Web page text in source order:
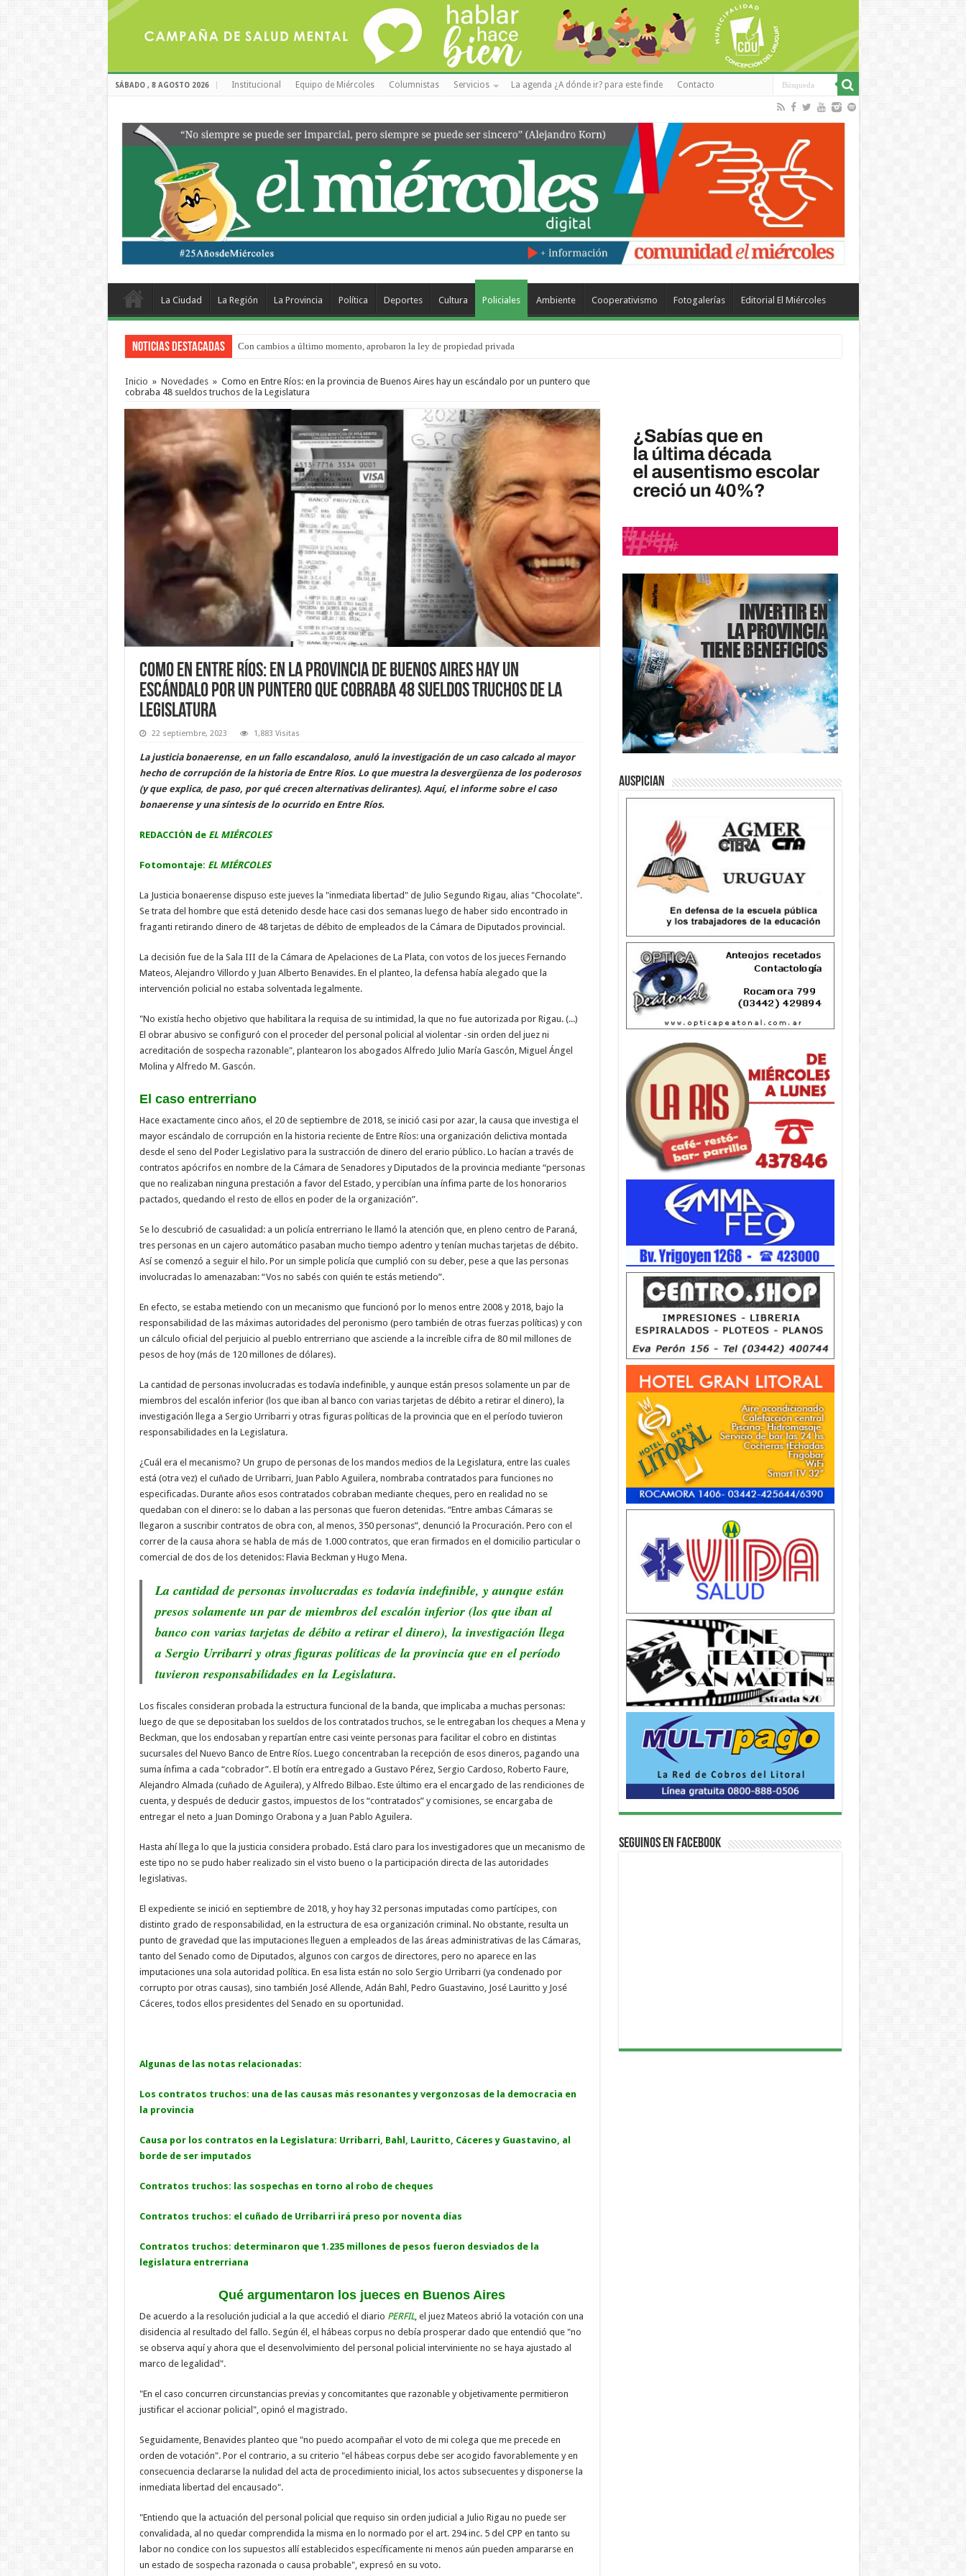
SÁBADO , 8 AGOSTO 2026 Institucional Equipo de Miércoles Columnistas Servicios La agenda ¿A dónde ir? para este finde Contacto
La Ciudad La Región La Provincia Política Deportes Cultura Policiales Ambiente Cooperativismo Fotogalerías Editorial El Miércoles
Noticias Destacadas Con cambios a último momento, aprobaron la ley de propiedad privada
Inicio » Novedades » Como en Entre Ríos: en la provincia de Buenos Aires hay un escándalo por un puntero que
cobraba 48 sueldos truchos de la Legislatura
Como en Entre Ríos: en la provincia de Buenos Aires hay un
escándalo por un puntero que cobraba 48 sueldos truchos de la
Legislatura
22 septiembre, 2023 1,883 Visitas
La justicia bonaerense, en un fallo escandaloso, anuló la investigación de un caso calcado al mayor
hecho de corrupción de la historia de Entre Ríos. Lo que muestra la desvergüenza de los poderosos
(y que explica, de paso, por qué crecen alternativas delirantes). Aquí, el informe sobre el caso
bonaerense y una síntesis de lo ocurrido en Entre Ríos.
REDACCIÓN de EL MIÉRCOLES
Fotomontaje: EL MIÉRCOLES
La Justicia bonaerense dispuso este jueves la "inmediata libertad" de Julio Segundo Rigau, alias "Chocolate".
Se trata del hombre que está detenido desde hace casi dos semanas luego de haber sido encontrado in
fraganti retirando dinero de 48 tarjetas de débito de empleados de la Cámara de Diputados provincial.
La decisión fue de la Sala III de la Cámara de Apelaciones de La Plata, con votos de los jueces Fernando
Mateos, Alejandro Villordo y Juan Alberto Benavides. En el planteo, la defensa había alegado que la
intervención policial no estaba solventada legalmente.
"No existía hecho objetivo que habilitara la requisa de su intimidad, la que no fue autorizada por Rigau. (...)
El obrar abusivo se configuró con el proceder del personal policial al violentar -sin orden del juez ni
acreditación de sospecha razonable", plantearon los abogados Alfredo Julio María Gascón, Miguel Ángel
Molina y Alfredo M. Gascón.
El caso entrerriano
Hace exactamente cinco años, el 20 de septiembre de 2018, se inició casi por azar, la causa que investiga el
mayor escándalo de corrupción en la historia reciente de Entre Ríos: una organización delictiva montada
desde el seno del Poder Legislativo para la sustracción de dinero del erario público. Lo hacían a través de
contratos apócrifos en nombre de la Cámara de Senadores y Diputados de la provincia mediante “personas
que no realizaban ninguna prestación a favor del Estado, y percibían una ínfima parte de los honorarios
pactados, quedando el resto de ellos en poder de la organización”.
Se lo descubrió de casualidad: a un policía entrerriano le llamó la atención que, en pleno centro de Paraná,
tres personas en un cajero automático pasaban mucho tiempo adentro y tenían muchas tarjetas de débito.
Así se comenzó a seguir el hilo. Por un simple policía que cumplió con su deber, pese a que las personas
involucradas lo amenazaban: “Vos no sabés con quién te estás metiendo”.
En efecto, se estaba metiendo con un mecanismo que funcionó por lo menos entre 2008 y 2018, bajo la
responsabilidad de las máximas autoridades del peronismo (pero también de otras fuerzas políticas) y con
un cálculo oficial del perjuicio al pueblo entrerriano que asciende a la increíble cifra de 80 mil millones de
pesos de hoy (más de 120 millones de dólares).
La cantidad de personas involucradas es todavía indefinible, y aunque están presos solamente un par de
miembros del escalón inferior (los que iban al banco con varias tarjetas de débito a retirar el dinero), la
investigación llega a Sergio Urribarri y otras figuras políticas de la provincia que en el período tuvieron
responsabilidades en la Legislatura.
¿Cuál era el mecanismo? Un grupo de personas de los mandos medios de la Legislatura, entre las cuales
está (otra vez) el cuñado de Urribarri, Juan Pablo Aguilera, nombraba contratados para funciones no
especificadas. Durante años esos contratados cobraban mediante cheques, pero en realidad no se
quedaban con el dinero: se lo daban a las personas que fueron detenidas. “Entre ambas Cámaras se
llegaron a suscribir contratos de obra con, al menos, 350 personas”, denunció la Procuración. Pero con el
correr de la causa ahora se habla de más de 1.000 contratos, que eran firmados en el domicilio particular o
comercial de dos de los detenidos: Flavia Beckman y Hugo Mena.
La cantidad de personas involucradas es todavía indefinible, y aunque están
presos solamente un par de miembros del escalón inferior (los que iban al
banco con varias tarjetas de débito a retirar el dinero), la investigación llega
a Sergio Urribarri y otras figuras políticas de la provincia que en el período
tuvieron responsabilidades en la Legislatura.
Los fiscales consideran probada la estructura funcional de la banda, que implicaba a muchas personas:
luego de que se depositaban los sueldos de los contratados truchos, se le entregaban los cheques a Mena y
Beckman, que los endosaban y repartían entre casi veinte personas para facilitar el cobro en distintas
sucursales del Nuevo Banco de Entre Ríos. Luego concentraban la recepción de esos dineros, pagando una
suma ínfima a cada “cobrador”. El botín era entregado a Gustavo Pérez, Sergio Cardoso, Roberto Faure,
Alejandro Almada (cuñado de Aguilera), y Alfredo Bilbao. Este último era el encargado de las rendiciones de
cuenta, y después de deducir gastos, impuestos de los “contratados” y comisiones, se encargaba de
entregar el neto a Juan Domingo Orabona y a Juan Pablo Aguilera.
Hasta ahí llega lo que la justicia considera probado. Está claro para los investigadores que un mecanismo de
este tipo no se pudo haber realizado sin el visto bueno o la participación directa de las autoridades
legislativas.
El expediente se inició en septiembre de 2018, y hoy hay 32 personas imputadas como partícipes, con
distinto grado de responsabilidad, en la estructura de esa organización criminal. No obstante, resulta un
punto de gravedad que las imputaciones lleguen a empleados de las áreas administrativas de las Cámaras,
tanto del Senado como de Diputados, algunos con cargos de directores, pero no aparece en las
imputaciones una sola autoridad política. En esa lista están no solo Sergio Urribarri (ya condenado por
corrupto por otras causas), sino también José Allende, Adán Bahl, Pedro Guastavino, José Lauritto y José
Cáceres, todos ellos presidentes del Senado en su oportunidad.
Algunas de las notas relacionadas:
Los contratos truchos: una de las causas más resonantes y vergonzosas de la democracia en
la provincia
Causa por los contratos en la Legislatura: Urribarri, Bahl, Lauritto, Cáceres y Guastavino, al
borde de ser imputados
Contratos truchos: las sospechas en torno al robo de cheques
Contratos truchos: el cuñado de Urribarri irá preso por noventa días
Contratos truchos: determinaron que 1.235 millones de pesos fueron desviados de la
legislatura entrerriana
Qué argumentaron los jueces en Buenos Aires
De acuerdo a la resolución judicial a la que accedió el diario PERFIL , el juez Mateos abrió la votación con una
disidencia al resultado del fallo. Según él, el hábeas corpus no debía prosperar dado que entendió que "no
se observa aquí y ahora que el desenvolvimiento del personal policial interviniente no se haya ajustado al
marco de legalidad".
"En el caso concurren circunstancias previas y concomitantes que razonable y objetivamente permitieron
justificar el accionar policial", opinó el magistrado.
Seguidamente, Benavides planteo que "no puedo acompañar el voto de mi colega que me precede en
orden de votación". Por el contrario, a su criterio "el hábeas corpus debe ser acogido favorablemente y en
consecuencia declararse la nulidad del acta de procedimiento inicial, los actos subsecuentes y disponerse la
inmediata libertad del encausado".
"Entiendo que la actuación del personal policial que requiso sin orden judicial a Julio Rigau no puede ser
convalidada, al no quedar comprendida la misma en lo normado por el art. 294 inc. 5 del CPP en tanto su
labor no condice con los supuestos allí establecidos específicamente ni menos aún pueden ampararse en
un estado de sospecha razonada o causa probable", expresó en su voto.
Auspician
Seguinos en Facebook